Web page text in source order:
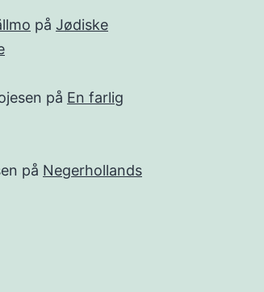
på Jødiske
på En farlig
på Negerhollands